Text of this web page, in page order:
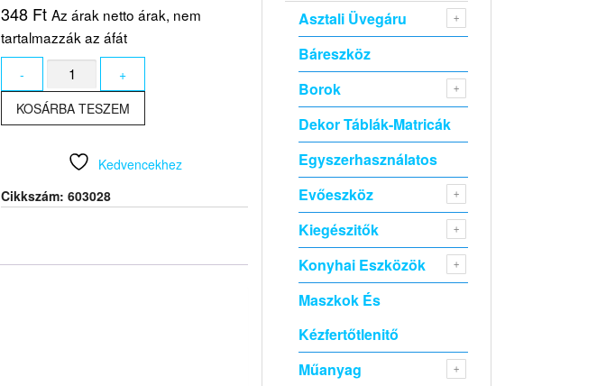
348 Ft Az árak netto árak, nem
tartalmazzák az áfát
-
Karaf
Rese
mennyiség
+
KOSÁRBA TESZEM
Kedvencekhez
Cikkszám:603028
Asztali Üvegáru
Báreszköz
Borok
Dekor Táblák-Matricák
Egyszerhasználatos
Evőeszköz
Kiegészitők
Konyhai Eszközök
Maszkok És
Kézfertőtlenitő
Műanyag